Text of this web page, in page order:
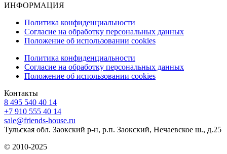
ИНФОРМАЦИЯ
Политика конфиденциальности
Согласие на обработку персональных данных
Положение об использовании cookies
Политика конфиденциальности
Согласие на обработку персональных данных
Положение об использовании cookies
Контакты
8 495 540 40 14
+7 910 555 40 14
sale@friends-house.ru
Тульская обл. Заокский р-н, р.п. Заокский, Нечаевское ш., д.25
© 2010-2025